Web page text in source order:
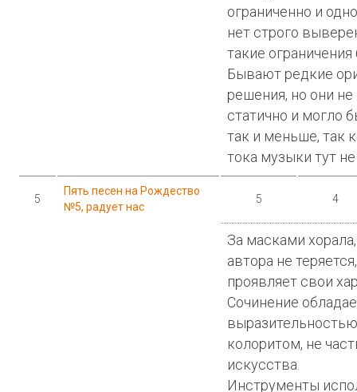
ограниченно и
нет строго
такие
Бывают редкие
решения, но они
статично и могло
так и меньше, так
тока музыки тут
5
Пять песен на Рождество
№5, радует нас
5 4
За масками
автора не
проявляет свои
Сочинение
колоритом, не
искусства.
Инструменты